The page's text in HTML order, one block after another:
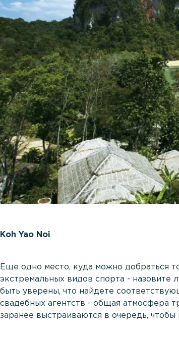
Koh Yao Noi
Еще одно место, куда можно добраться
экстремальных видов спорта -
быть уверены, что найдете
свадебных агентств - общая атмосфера
заранее выстраиваются в очередь,